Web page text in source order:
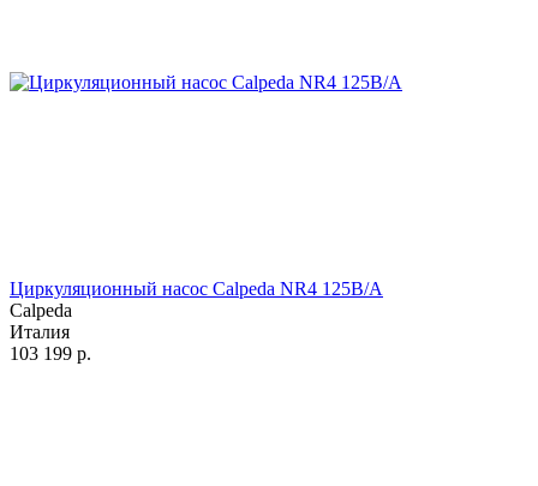
Циркуляционный насос Calpeda NR4 125B/A
Calpeda
Италия
103 199 р.